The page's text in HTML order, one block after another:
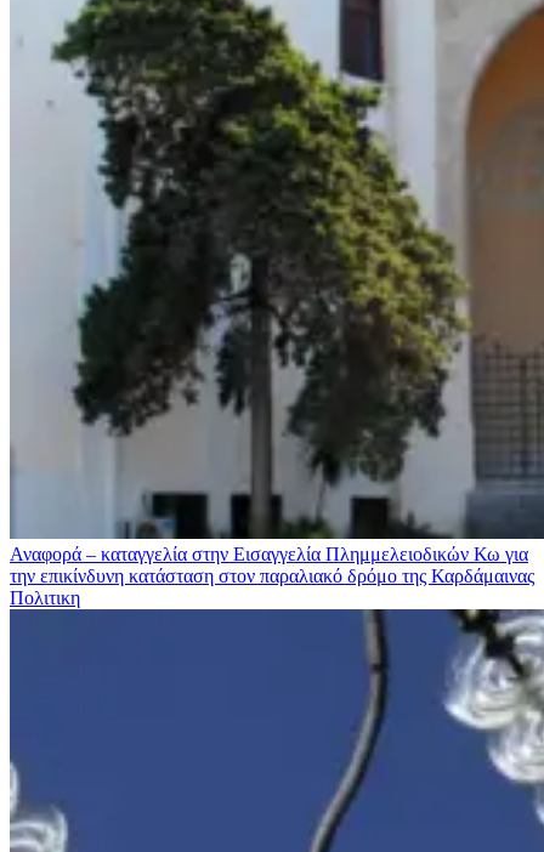
Αναφορά – καταγγελία στην Εισαγγελία Πλημμελειοδικών Κω για
την επικίνδυνη κατάσταση στον παραλιακό δρόμο της Καρδάμαινας
Πολιτικη